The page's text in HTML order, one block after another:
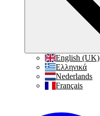
English (UK)
Ελληνικά
Nederlands
Français